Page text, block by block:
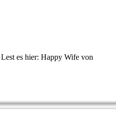
es hier: Happy Wife von